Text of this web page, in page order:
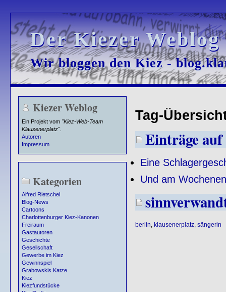
Der Kiezer
Der Kiezer
Wir bloggen den Kiez -
Wir bloggen den Kiez -
Kiezer Weblog
Ein Projekt vom "Kiez-Web-Team
Klausenerplatz".
Autoren
Impressum
Kategorien
Alfred Rietschel
Blog-News
Cartoons
Charlottenburger Kiez-Kanonen
Freiraum
Gastautoren
Geschichte
Gesellschaft
Gewerbe im Kiez
Gewinnspiel
Grabowskis Katze
Kiez
Kiezfundstücke
Tag-
Einträge
Eine
Und am
berlin klausenerplatz, sängerin